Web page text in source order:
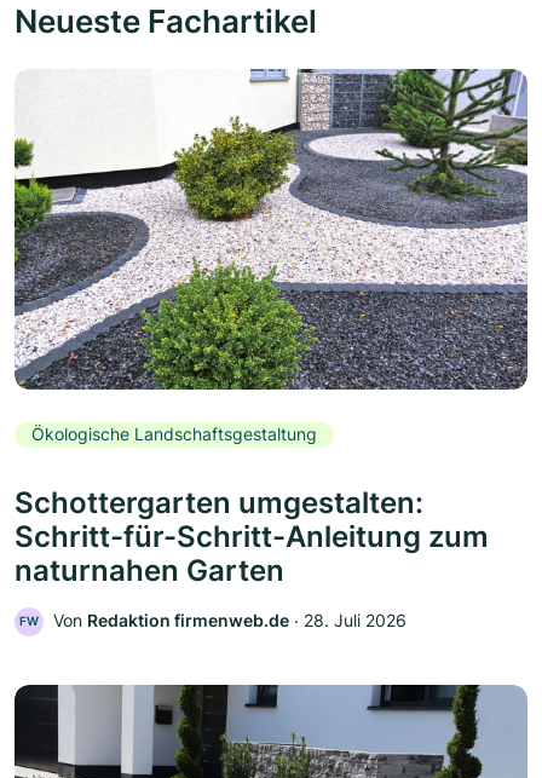
Neueste Fachartikel
Ökologische Landschaftsgestaltung
Schottergarten umgestalten:
Schritt-für-Schritt-Anleitung zum
naturnahen Garten
FW Von Redaktion firmenweb.de ‧ 28. Juli 2026